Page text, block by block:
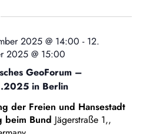
GeoForum –
in Berlin
2025 @ 14:00 - 12.
2025 @ 15:00
der Freien und Hansestadt
beim Bund Jägerstraße 1,,